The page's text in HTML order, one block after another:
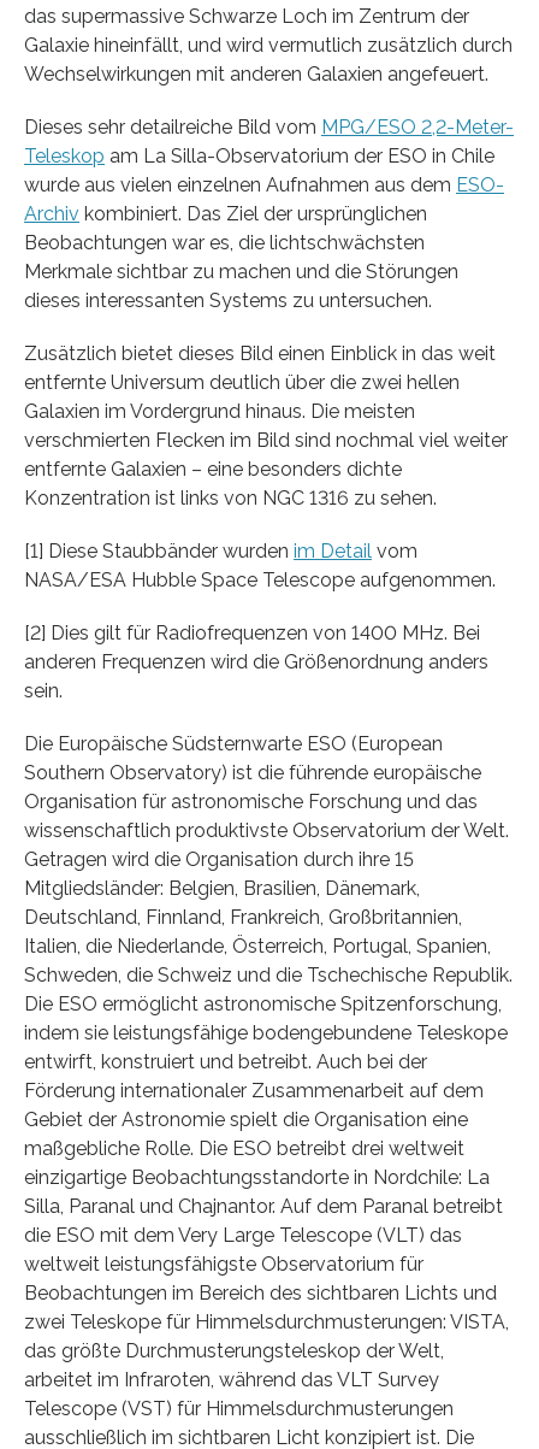
das supermassive Schwarze Loch im Zentrum der
Galaxie hineinfällt, und wird vermutlich zusätzlich durch
Wechselwirkungen mit anderen Galaxien angefeuert.
Dieses sehr detailreiche Bild vom MPG/ESO 2,2-Meter-
Teleskop am La Silla-Observatorium der ESO in Chile
wurde aus vielen einzelnen Aufnahmen aus dem ESO-
Archiv kombiniert. Das Ziel der ursprünglichen
Beobachtungen war es, die lichtschwächsten
Merkmale sichtbar zu machen und die Störungen
dieses interessanten Systems zu untersuchen.
Zusätzlich bietet dieses Bild einen Einblick in das weit
entfernte Universum deutlich über die zwei hellen
Galaxien im Vordergrund hinaus. Die meisten
verschmierten Flecken im Bild sind nochmal viel weiter
entfernte Galaxien – eine besonders dichte
Konzentration ist links von NGC 1316 zu sehen.
[1] Diese Staubbänder wurden im Detail vom
NASA/ESA Hubble Space Telescope aufgenommen.
[2] Dies gilt für Radiofrequenzen von 1400 MHz. Bei
anderen Frequenzen wird die Größenordnung anders
sein.
Die Europäische Südsternwarte ESO (European
Southern Observatory) ist die führende europäische
Organisation für astronomische Forschung und das
wissenschaftlich produktivste Observatorium der Welt.
Getragen wird die Organisation durch ihre 15
Mitgliedsländer: Belgien, Brasilien, Dänemark,
Deutschland, Finnland, Frankreich, Großbritannien,
Italien, die Niederlande, Österreich, Portugal, Spanien,
Schweden, die Schweiz und die Tschechische Republik.
Die ESO ermöglicht astronomische Spitzenforschung,
indem sie leistungsfähige bodengebundene Teleskope
entwirft, konstruiert und betreibt. Auch bei der
Förderung internationaler Zusammenarbeit auf dem
Gebiet der Astronomie spielt die Organisation eine
maßgebliche Rolle. Die ESO betreibt drei weltweit
einzigartige Beobachtungsstandorte in Nordchile: La
Silla, Paranal und Chajnantor. Auf dem Paranal betreibt
die ESO mit dem Very Large Telescope (VLT) das
weltweit leistungsfähigste Observatorium für
Beobachtungen im Bereich des sichtbaren Lichts und
zwei Teleskope für Himmelsdurchmusterungen: VISTA,
das größte Durchmusterungsteleskop der Welt,
arbeitet im Infraroten, während das VLT Survey
Telescope (VST) für Himmelsdurchmusterungen
ausschließlich im sichtbaren Licht konzipiert ist. Die